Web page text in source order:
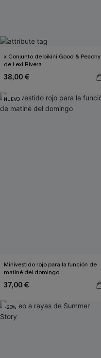
x Conjunto de bikini Good & Peachy
de Lexi Rivera
38,00 €
NUEVO
Minivestido rojo para la función de
matiné del domingo
37,00 €
-20%